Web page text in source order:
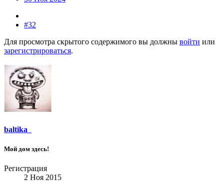
#32
Для просмотра скрытого содержимого вы должны войти или
зарегистрироваться.
baltika_
Мой дом здесь!
Регистрация
2 Ноя 2015